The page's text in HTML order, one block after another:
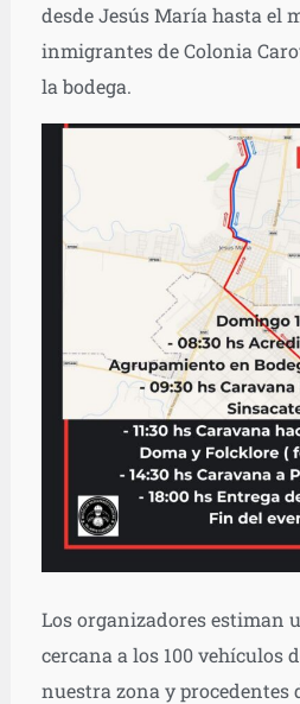
desde Jesús María hasta el
inmigrantes de Colonia
la bodega.
Los organizadores estiman
cercana a los 100 vehículos
nuestra zona y procedentes